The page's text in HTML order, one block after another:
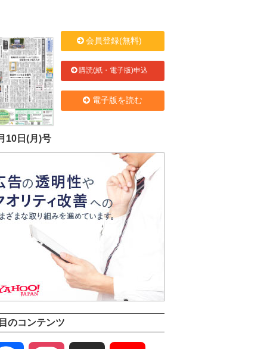
10日(月)号
会員登録(無料)
購読(紙・電子版)申込
電子版を読む
のコンテンツ